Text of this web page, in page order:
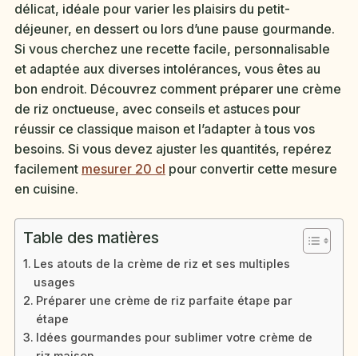
délicat, idéale pour varier les plaisirs du petit-
déjeuner, en dessert ou lors d’une pause gourmande.
Si vous cherchez une recette facile, personnalisable
et adaptée aux diverses intolérances, vous êtes au
bon endroit. Découvrez comment préparer une crème
de riz onctueuse, avec conseils et astuces pour
réussir ce classique maison et l’adapter à tous vos
besoins. Si vous devez ajuster les quantités, repérez
facilement mesurer 20 cl pour convertir cette mesure
en cuisine.
Table des matières
Les atouts de la crème de riz et ses multiples
usages
Préparer une crème de riz parfaite étape par
étape
Idées gourmandes pour sublimer votre crème de